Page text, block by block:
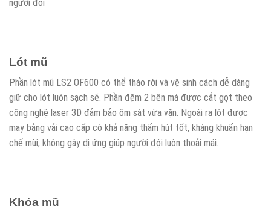
người đội
Lót mũ
Phần lót mũ LS2 OF600 có thể tháo rời và vệ sinh cách dễ dàng
giữ cho lót luôn sạch sẽ. Phần đệm 2 bên má được cắt gọt theo
công nghệ laser 3D đảm bảo ôm sát vừa vặn. Ngoài ra lót được
may bằng vải cao cấp có khả năng thấm hút tốt, kháng khuẩn hạn
chế mùi, không gây dị ứng giúp người đội luôn thoải mái.
Khóa mũ